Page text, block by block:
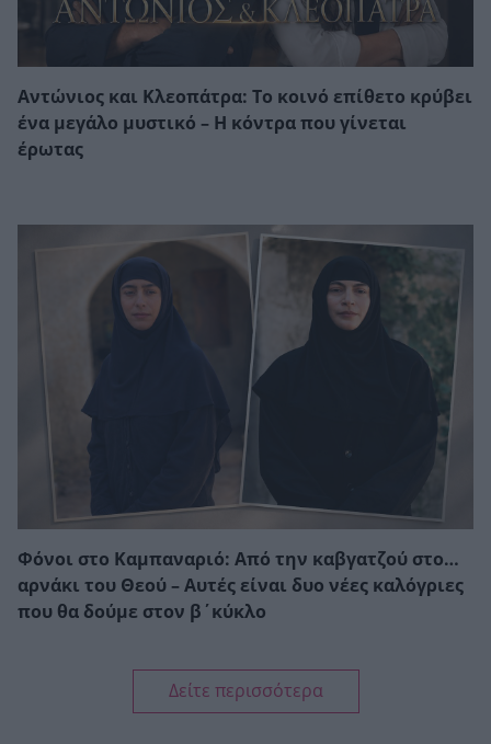
Αντώνιος και Κλεοπάτρα: Το κοινό επίθετο κρύβει
ένα μεγάλο μυστικό – Η κόντρα που γίνεται
έρωτας
Φόνοι στο Καμπαναριό: Από την καβγατζού στο…
αρνάκι του Θεού – Αυτές είναι δυο νέες καλόγριες
που θα δούμε στον β΄κύκλο
Δείτε περισσότερα